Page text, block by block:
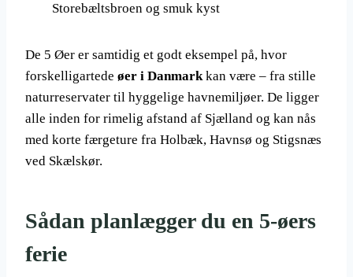
Storebæltsbroen og smuk kyst
De 5 Øer er samtidig et godt eksempel på, hvor
forskelligartede øer i Danmarkkan være – fra stille
naturreservater til hyggelige havnemiljøer. De ligger
alle inden for rimelig afstand af Sjælland og kan nås
med korte færgeture fra Holbæk, Havnsø og Stigsnæs
ved Skælskør.
Sådan planlægger du en 5-øers
ferie